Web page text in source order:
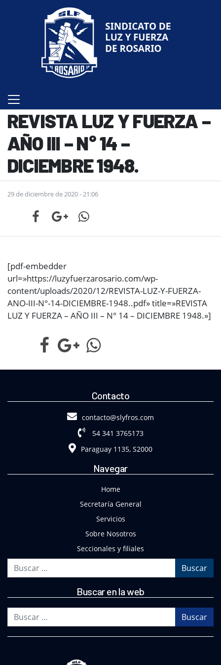
REVISTA LUZ Y FUERZA –
AÑO III – N° 14 –
DICIEMBRE 1948.
29 de diciembre de 2020 - 21:06
[pdf-embedder
url=»https://luzyfuerzarosario.com/wp-
content/uploads/2020/12/REVISTA-LUZ-Y-FUERZA-
ANO-III-N°-14-DICIEMBRE-1948..pdf» title=»REVISTA
LUZ Y FUERZA – AÑO III – N° 14 – DICIEMBRE 1948.»]
Contacto
contacto@slyfros.com
54 341 3765173
Paraguay 1135, S2000
Navegar
Home
Secretaría General
Servicios
Sobre Nosotros
Seccionales y filiales
Buscar en la web